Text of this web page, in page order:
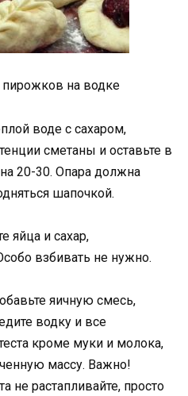
пирожков на водке
воде с сахаром,
сметаны и оставьте в
20-30. Опара должна
шапочкой.
яйца и сахар,
взбивать не нужно.
яичную смесь,
водку и все
кроме муки и молока,
массу. Важно!
не растапливайте, просто